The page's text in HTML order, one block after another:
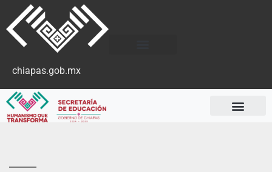
chiapas.gob.mx